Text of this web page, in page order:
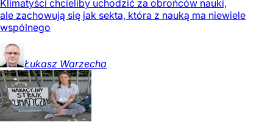
Klimatyści chcieliby uchodzić za obrońców nauki,
ale zachowują się jak sekta, która z nauką ma niewiele
wspólnego
Łukasz Warzecha